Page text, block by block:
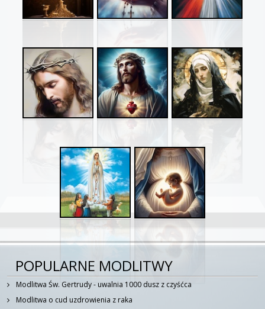
POPULARNE MODLITWY
Modlitwa Św. Gertrudy - uwalnia 1000 dusz z czyśćca
Modlitwa o cud uzdrowienia z raka